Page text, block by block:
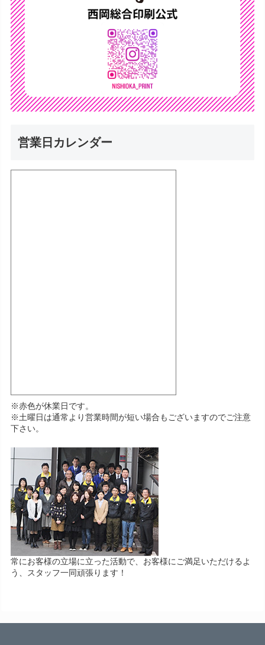
営業日カレンダー
※赤色が休業日です。
※土曜日は通常より営業時間が短い場合もございますのでご注意
下さい。
常にお客様の立場に立った活動で、お客様にご満足いただけるよ
う、スタッフ一同頑張ります！